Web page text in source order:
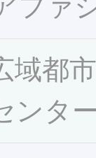
ファ
域都
ンタ